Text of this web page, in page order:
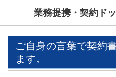
業務提携・契約ド
ご自身の言葉で契約
ます。